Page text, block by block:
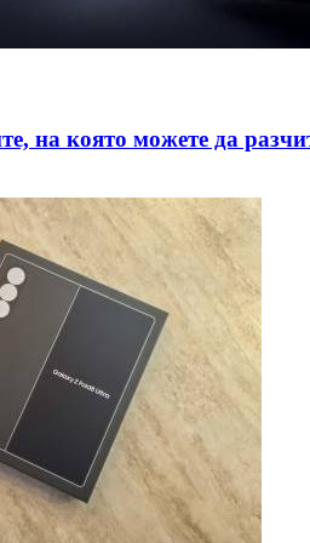
на която можете да